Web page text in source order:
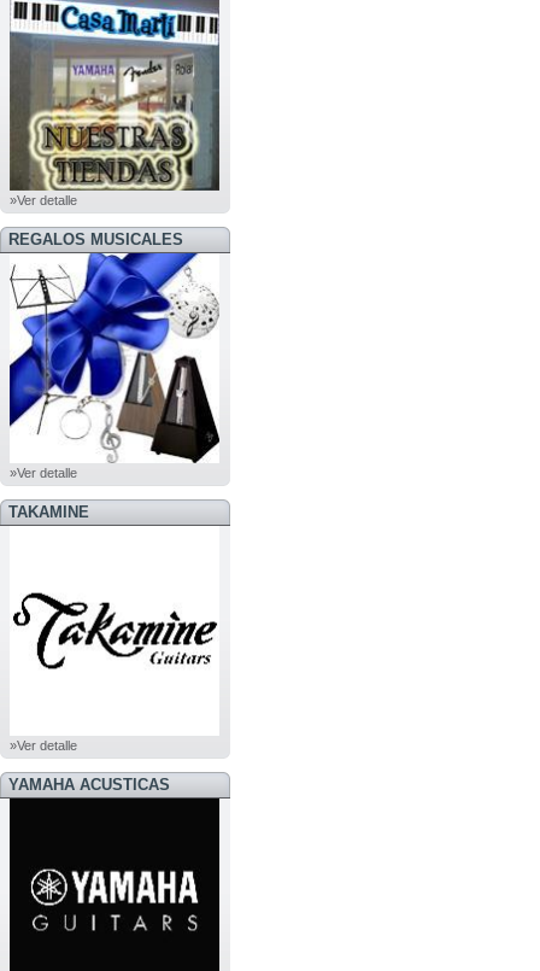
»Ver detalle
REGALOS MUSICALES
»Ver detalle
TAKAMINE
»Ver detalle
YAMAHA ACUSTICAS